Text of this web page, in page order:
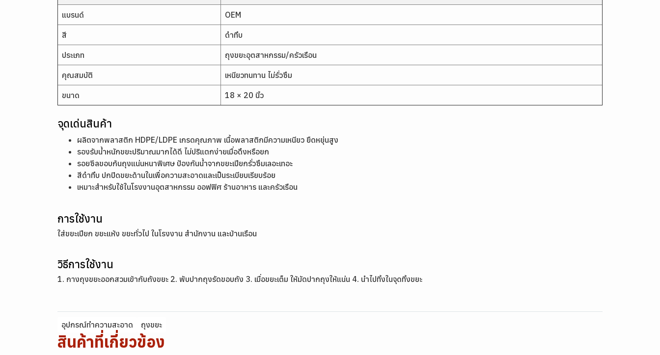
แบรนด์ OEM
สี ดำทึบ
ประเภท ถุงขยะอุตสาหกรรม/ครัวเรือน
คุณสมบัติ เหนียวทนทาน ไม่รั่วซึม
ขนาด 18 × 20 นิ้ว
จุดเด่นสินค้า
ผลิตจากพลาสติก HDPE/LDPE เกรดคุณภาพ เนื้อพลาสติกมีความเหนียว ยืดหยุ่นสูง
รองรับน้ำหนักขยะปริมาณมากได้ดี ไม่ปริแตกง่ายเมื่อดึงหรือยก
รอยซีลขอบก้นถุงแน่นหนาพิเศษ ป้องกันน้ำจากขยะเปียกรั่วซึมเลอะเทอะ
สีดำทึบ ปกปิดขยะด้านในเพื่อความสะอาดและเป็นระเบียบเรียบร้อย
เหมาะสำหรับใช้ในโรงงานอุตสาหกรรม ออฟฟิศ ร้านอาหาร และครัวเรือน
การใช้งาน
ใส่ขยะเปียก ขยะแห้ง ขยะทั่วไป ในโรงงาน สำนักงาน และบ้านเรือน
วิธีการใช้งาน
1. กางถุงขยะออกสวมเข้ากับถังขยะ 2. พับปากถุงรัดขอบถัง 3. เมื่อขยะเต็ม ให้มัดปากถุงให้แน่น 4. นำไปทิ้งในจุดทิ้งขยะ
อุปกรณ์ทำความสะอาด ถุงขยะ
สินค้าที่เกี่ยวข้อง